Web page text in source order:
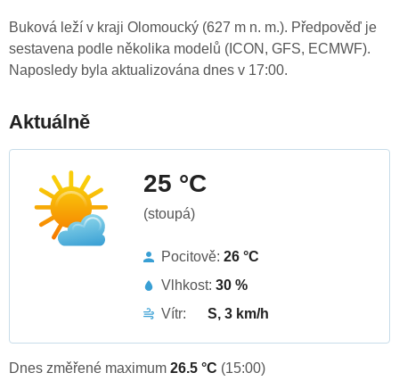
Buková leží v kraji Olomoucký (627 m n. m.). Předpověď je
sestavena podle několika modelů (ICON, GFS, ECMWF).
Naposledy byla aktualizována dnes v 17:00.
Aktuálně
25 °C
(stoupá)
Pocitově: 26 °C
Vlhkost: 30 %
Vítr:
S, 3 km/h
Dnes změřené maximum 26.5 °C (15:00)